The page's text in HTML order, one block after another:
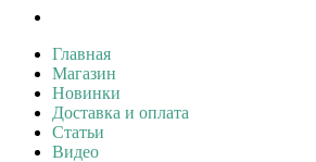
Главная
Магазин
Новинки
Доставка и оплата
Статьи
Видео